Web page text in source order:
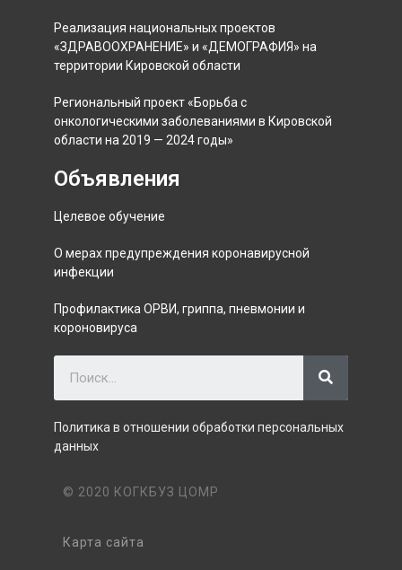
Реализация национальных проектов
«ЗДРАВООХРАНЕНИЕ» и «ДЕМОГРАФИЯ» на
территории Кировской области
Региональный проект «Борьба с
онкологическими заболеваниями в Кировской
области на 2019 — 2024 годы»
Объявления
Целевое обучение
О мерах предупреждения коронавирусной
инфекции
Профилактика ОРВИ, гриппа, пневмонии и
короновируса
Политика в отношении обработки персональных
данных
© 2020 КОГКБУЗ ЦОМР
Карта сайта